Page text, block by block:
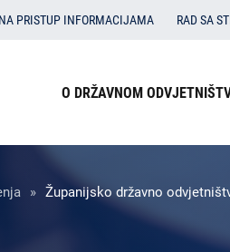
PRISTUP INFORMACIJAMA RAD SA
Izbornik
zaglavlju
O DRŽAVNOM
Županijsko državno